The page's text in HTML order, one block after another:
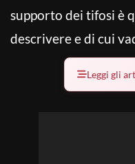
supporto dei tifosi è
descrivere e di cui
Leggi gli